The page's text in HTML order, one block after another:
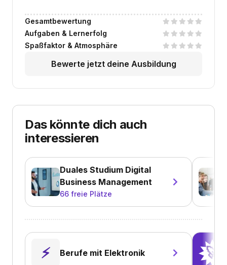
Gesamtbewertung
Aufgaben & Lernerfolg
Spaßfaktor & Atmosphäre
Bewerte jetzt deine Ausbildung
Das könnte dich auch
interessieren
Duales Studium Digital
Business Management
66 freie Plätze
⚡️ Berufe mit Elektronik 🚀